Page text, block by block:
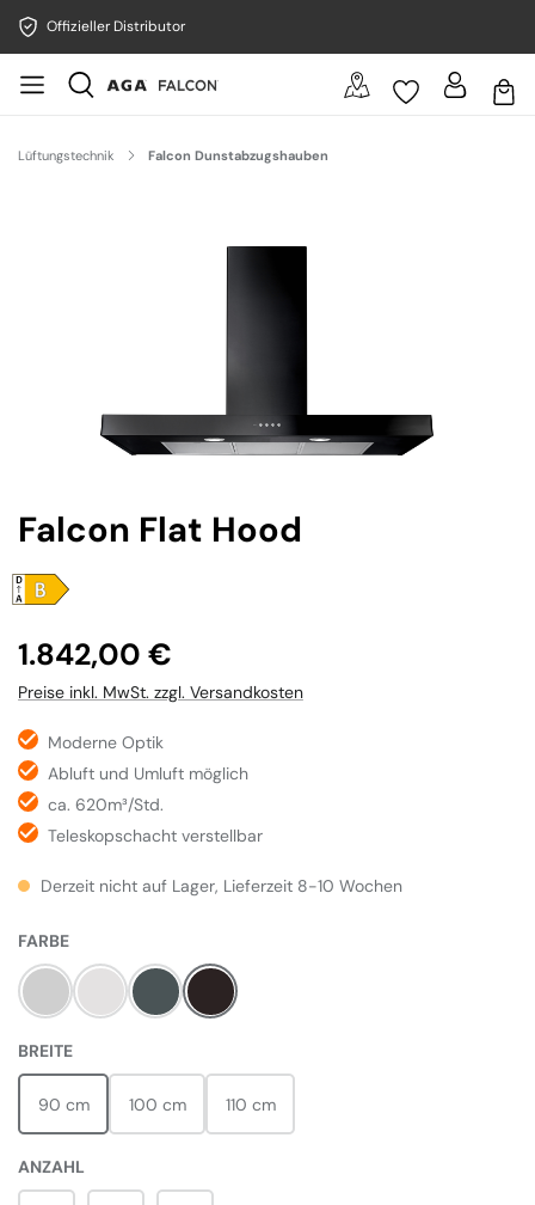
Offizieller Distributor
Lüftungstechnik Falcon Dunstabzugshauben
Falcon Flat Hood
Regulärer Preis:
1.842,00 €
Preise inkl. MwSt. zzgl. Versandkosten
Moderne Optik
Abluft und Umluft möglich
ca. 620m³/Std.
Teleskopschacht verstellbar
Derzeit nicht auf Lager, Lieferzeit 8-10 Wochen
FARBEAUSWÄHLEN
Steel White Slate Black
BREITEAUSWÄHLEN
90 cm 100 cm 110 cm
ANZAHL